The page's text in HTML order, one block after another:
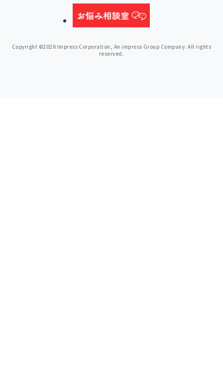
Copyright ©2026 Impress Corporation, An impress Group Company. All rights
reserved.